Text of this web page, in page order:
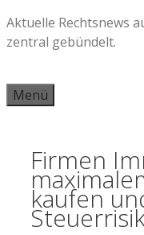
Zum
Inhalt
Aktuelle Rechtsnews
zentral gebündelt.
Menü
Firmen
kaufen